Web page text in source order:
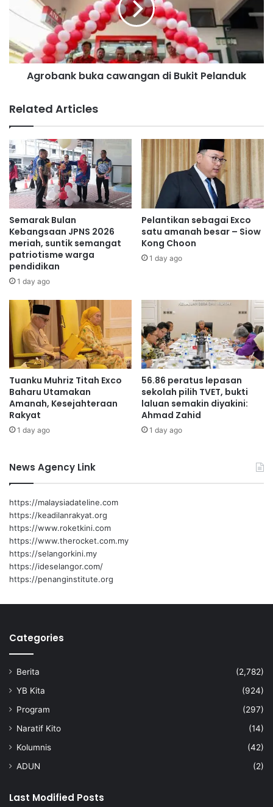
i
n
B
i
r
P
e
r
k
a
s
a
K
o
m
u
n
t
i
P
a
h
b
k
b
c
a
w
a
n
g
a
n
d
i
B
u
k
i
P
e
a
n
d
u
k
Agrobank buka cawangan di Bukit Pelanduk
Related Articles
Semarak Bulan
Kebangsaan JPNS 2026
meriah, suntik semangat
patriotisme warga
pendidikan
1 day ago
Pelantikan sebagai Exco
satu amanah besar – Siow
Kong Choon
1 day ago
Tuanku Muhriz Titah Exco
Baharu Utamakan
Amanah, Kesejahteraan
Rakyat
1 day ago
56.86 peratus lepasan
sekolah pilih TVET, bukti
laluan semakin diyakini:
Ahmad Zahid
1 day ago
News Agency Link
https://malaysiadateline.com
https://keadilanrakyat.org
https://www.roketkini.com
https://www.therocket.com.my
https://selangorkini.my
https://ideselangor.com/
https://penanginstitute.org
Categories
Berita
(2,782)
YB Kita
(924)
Program
(297)
Naratif Kito
(14)
Kolumnis
(42)
ADUN
(2)
Last Modified Posts